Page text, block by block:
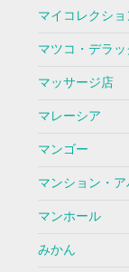
マイコレクショ
マツコ・デラッ
マッサージ店
マレーシア
マンゴー
マンション・ア
マンホール
みかん